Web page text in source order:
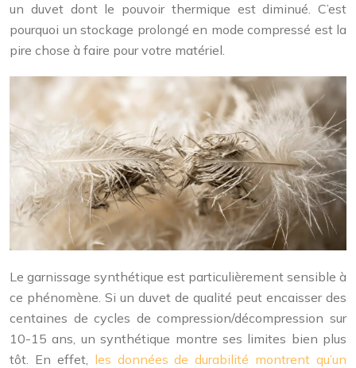
un duvet dont le pouvoir thermique est diminué. C’est
pourquoi un stockage prolongé en mode compressé est la
pire chose à faire pour votre matériel.
Le garnissage synthétique est particulièrement sensible à
ce phénomène. Si un duvet de qualité peut encaisser des
centaines de cycles de compression/décompression sur
10-15 ans, un synthétique montre ses limites bien plus
tôt. En effet, les données de durabilité montrent qu’un